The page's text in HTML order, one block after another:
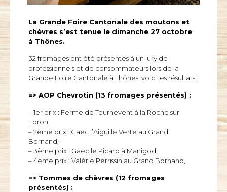
La Grande Foire Cantonale des moutons et
chèvres s’est tenue le dimanche 27 octobre
à Thônes.
32 fromages ont été présentés à un jury de
professionnels et de consommateurs lors de la
Grande Foire Cantonale à Thônes, voici les résultats :
=> AOP Chevrotin (13 fromages présentés) :
– 1er prix : Ferme de Tournevent à la Roche sur
Foron,
– 2ème prix : Gaec l’Aiguille Verte au Grand
Bornand,
– 3ème prix : Gaec le Picard à Manigod,
– 4ème prix : Valérie Perrissin au Grand Bornand,
=> Tommes de chèvres (12 fromages
présentés) :